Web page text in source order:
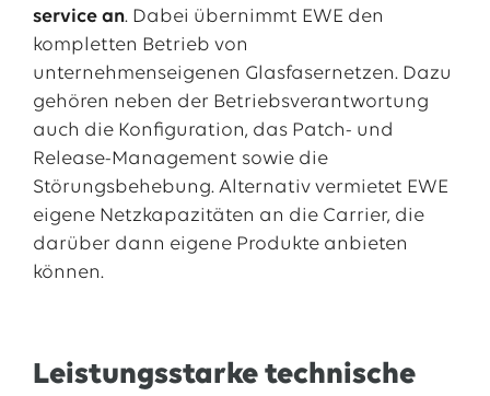
service an. Dabei übernimmt EWE den
kompletten Betrieb von
unternehmenseigenen Glasfasernetzen. Dazu
gehören neben der Betriebsverantwortung
auch die Konfiguration, das Patch- und
Release-Management sowie die
Störungsbehebung. Alternativ vermietet EWE
eigene Netzkapazitäten an die Carrier, die
darüber dann eigene Produkte anbieten
können.
Leistungsstarke technische